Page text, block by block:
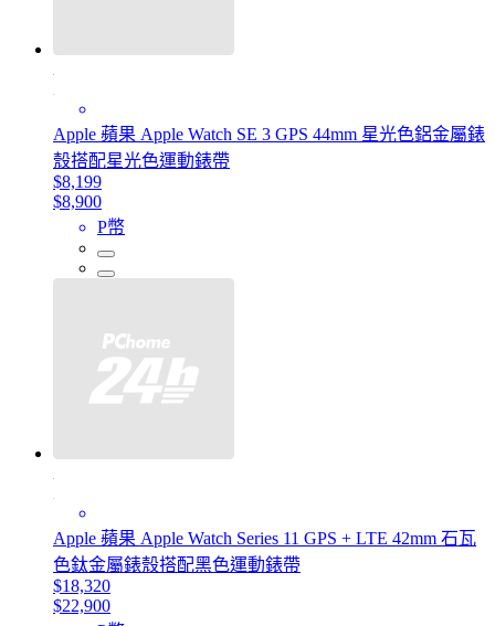
Apple 蘋果 Apple Watch SE 3 GPS 44mm 星光色鋁金屬錶
殼搭配星光色運動錶帶
$8,199
$8,900
P幣
Apple 蘋果 Apple Watch Series 11 GPS + LTE 42mm 石瓦
色鈦金屬錶殼搭配黑色運動錶帶
$18,320
$22,900